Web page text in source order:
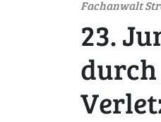
Fachanwalt
23.